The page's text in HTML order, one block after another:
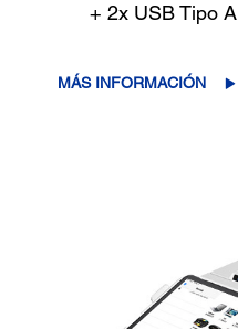
+ 2x USB Tipo A
MÁS INFORMACIÓN